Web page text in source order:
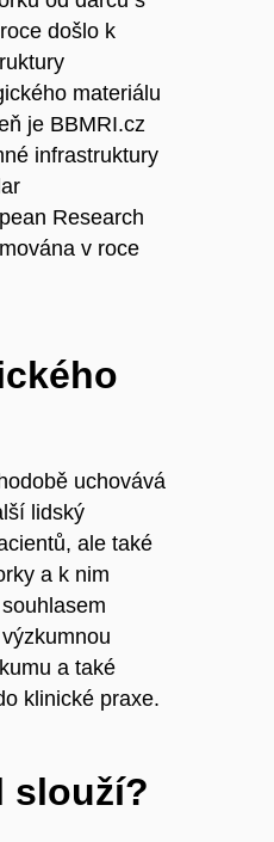
došlo k
materiálu
je BBMRI.cz
infrastruktury
Research
v roce
uchovává
lidský
ale také
a k nim
a také
klinické praxe.
slouží?